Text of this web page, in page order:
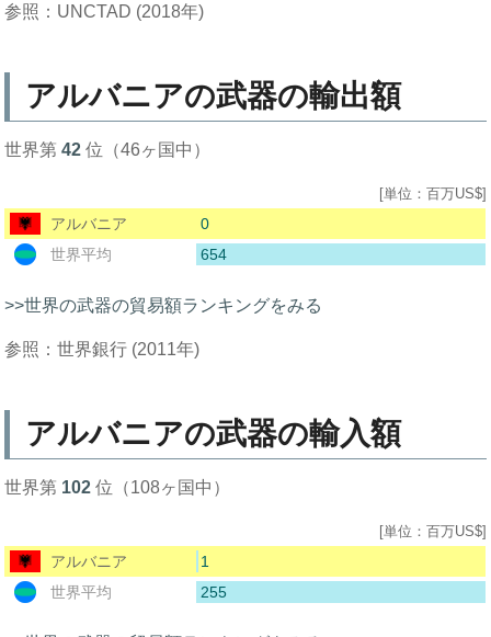
参照：UNCTAD (2018年)
アルバニアの武器の輸出額
世界第42 位（46ヶ国中）
[単位：百万US$]
アルバニア
0
世界平均
654
>>世界の武器の貿易額ランキングをみる
参照：世界銀行 (2011年)
アルバニアの武器の輸入額
世界第 102 位（108ヶ国中）
[単位：百万US$]
アルバニア
1
世界平均
255